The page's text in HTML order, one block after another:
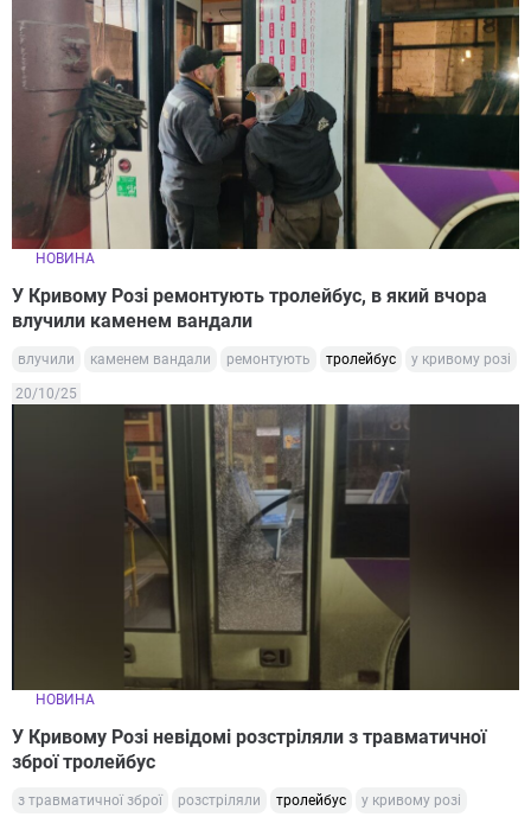
НОВИНА
У Кривому Розі ремонтують тролейбус, в який вчора
влучили каменем вандали
влучили каменем вандали ремонтують тролейбус у кривому розі
20/10/25
НОВИНА
У Кривому Розі невідомі розстріляли з травматичної
зброї тролейбус
з травматичної зброї розстріляли тролейбус у кривому розі